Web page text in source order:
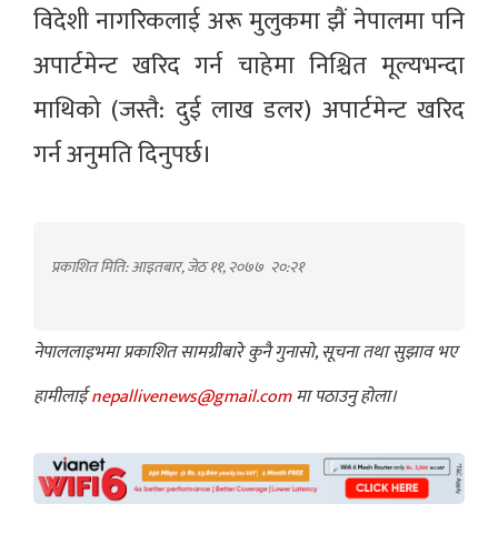
विदेशी नागरिकलाई अरू मुलुकमा झैं नेपालमा पनि
अपार्टमेन्ट खरिद गर्न चाहेमा निश्चित मूल्यभन्दा
माथिको (जस्तै: दुई लाख डलर) अपार्टमेन्ट खरिद
गर्न अनुमति दिनुपर्छ।
प्रकाशित मिति: आइतबार, जेठ ११, २०७७ २०:२१
नेपाललाइभमा प्रकाशित सामग्रीबारे कुनै गुनासो, सूचना तथा सुझाव भए
हामीलाईnepallivenews@gmail.comमा पठाउनु होला।